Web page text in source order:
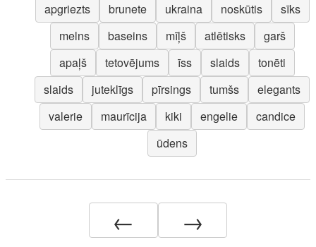
apgriezts brunete ukraina noskūtis
sīks
melns
baseins mīļš atlētisks
garš
apaļš
tetovējums īss slaids
tonēti
slaids
juteklīgs pīrsings tumšs
elegants
valerie
maurīcija kiki engelie
candice
ūdens
← →